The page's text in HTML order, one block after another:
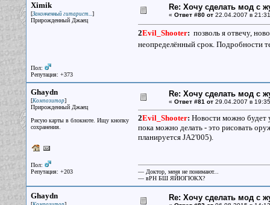
Ximik
[Законченный гитарист...]
Прирожденный Джаец
Пол:
Репутация: +373
Re: Хочу сделать мод с
« Ответ #80 от22.04.2007 в
2Evil_Shooter: позволь я отвечу,
неопределённый срок. Подробности
Ghaydn
[Композитор]
Прирожденный Джаец
Рисую карты в блокноте. Ищу кнопку
сохранения.
Пол:
Репутация: +203
Re: Хочу сделать мод с
« Ответ #81 от29.04.2007 в
2Evil_Shooter: Новости можно будет
пока можно делать - это рисовать
планируется JA2'005).
— Доктор, меня не понимают...
— вРН БШ ЯЙЮГЮКХ?
Ghaydn Re: Хочу сделать мод с